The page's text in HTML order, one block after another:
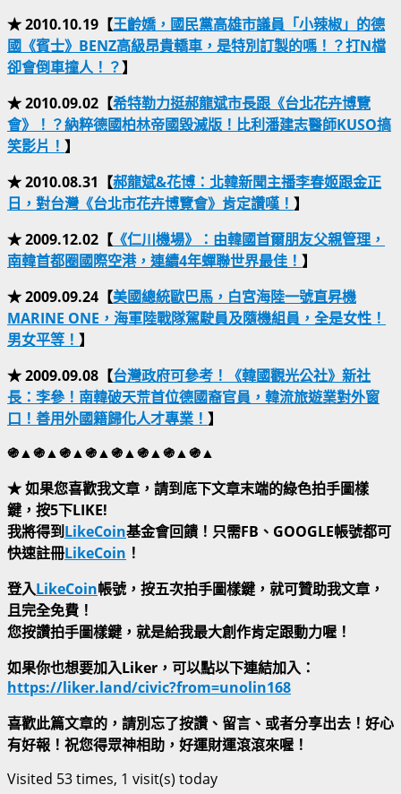
★ 2010.10.19【王齡嬌，國民黨高雄市議員「小辣椒」的德
國《賓士》BENZ高級昂貴轎車，是特別訂製的嗎！？打N檔
卻會倒車撞人！？】
★ 2010.09.02【希特勒力挺郝龍斌市長跟《台北花卉博覽
會》！？納粹德國柏林帝國毀滅版！比利潘建志醫師KUSO搞
笑影片！ 】
★ 2010.08.31【郝龍斌&花博：北韓新聞主播李春姬跟金正
日，對台灣《台北市花卉博覽會》肯定讚嘆！ 】
★ 2009.12.02【 《仁川機場》：由韓國首爾朋友父親管理，
南韓首都圈國際空港，連續4年蟬聯世界最佳！ 】
★ 2009.09.24【美國總統歐巴馬，白宮海陸一號直昇機
MARINE ONE，海軍陸戰隊駕駛員及隨機組員，全是女性！
男女平等！ 】
★ 2009.09.08【台灣政府可參考！《韓國觀光公社》新社
長：李參！南韓破天荒首位德國裔官員，韓流旅遊業對外窗
口！善用外國籍歸化人才專業！ 】
֍▲֍▲֍▲֍▲֍▲֍▲֍▲֍▲
★ 如果您喜歡我文章，請到底下文章末端的綠色拍手圖樣
鍵，按5下LIKE!
我將得到LikeCoin基金會回饋！只需FB、GOOGLE帳號都可
快速註冊LikeCoin ！
登入LikeCoin帳號，按五次拍手圖樣鍵，就可贊助我文章，
且完全免費！
您按讚拍手圖樣鍵，就是給我最大創作肯定跟動力喔！
如果你也想要加入Liker，可以點以下連結加入：
https://liker.land/civic?from=unolin168
喜歡此篇文章的，請別忘了按讚、留言、或者分享出去！好心
有好報！祝您得眾神相助，好運財運滾滾來喔！
Visited 53 times, 1 visit(s) today